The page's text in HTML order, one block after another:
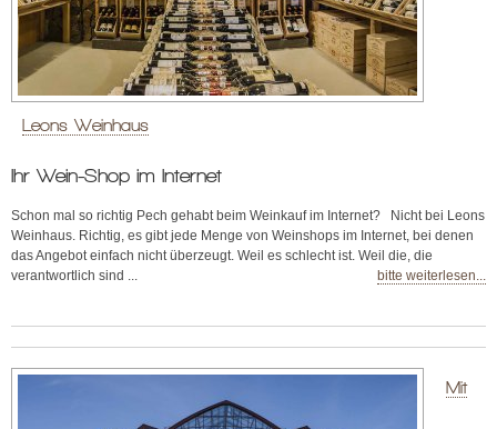
Leons Weinhaus
Ihr Wein-Shop im Internet
Schon mal so richtig Pech gehabt beim Weinkauf im Internet? Nicht bei Leons
Weinhaus. Richtig, es gibt jede Menge von Weinshops im Internet, bei denen
das Angebot einfach nicht überzeugt. Weil es schlecht ist. Weil die, die
verantwortlich sind ...
bitte weiterlesen...
Mit